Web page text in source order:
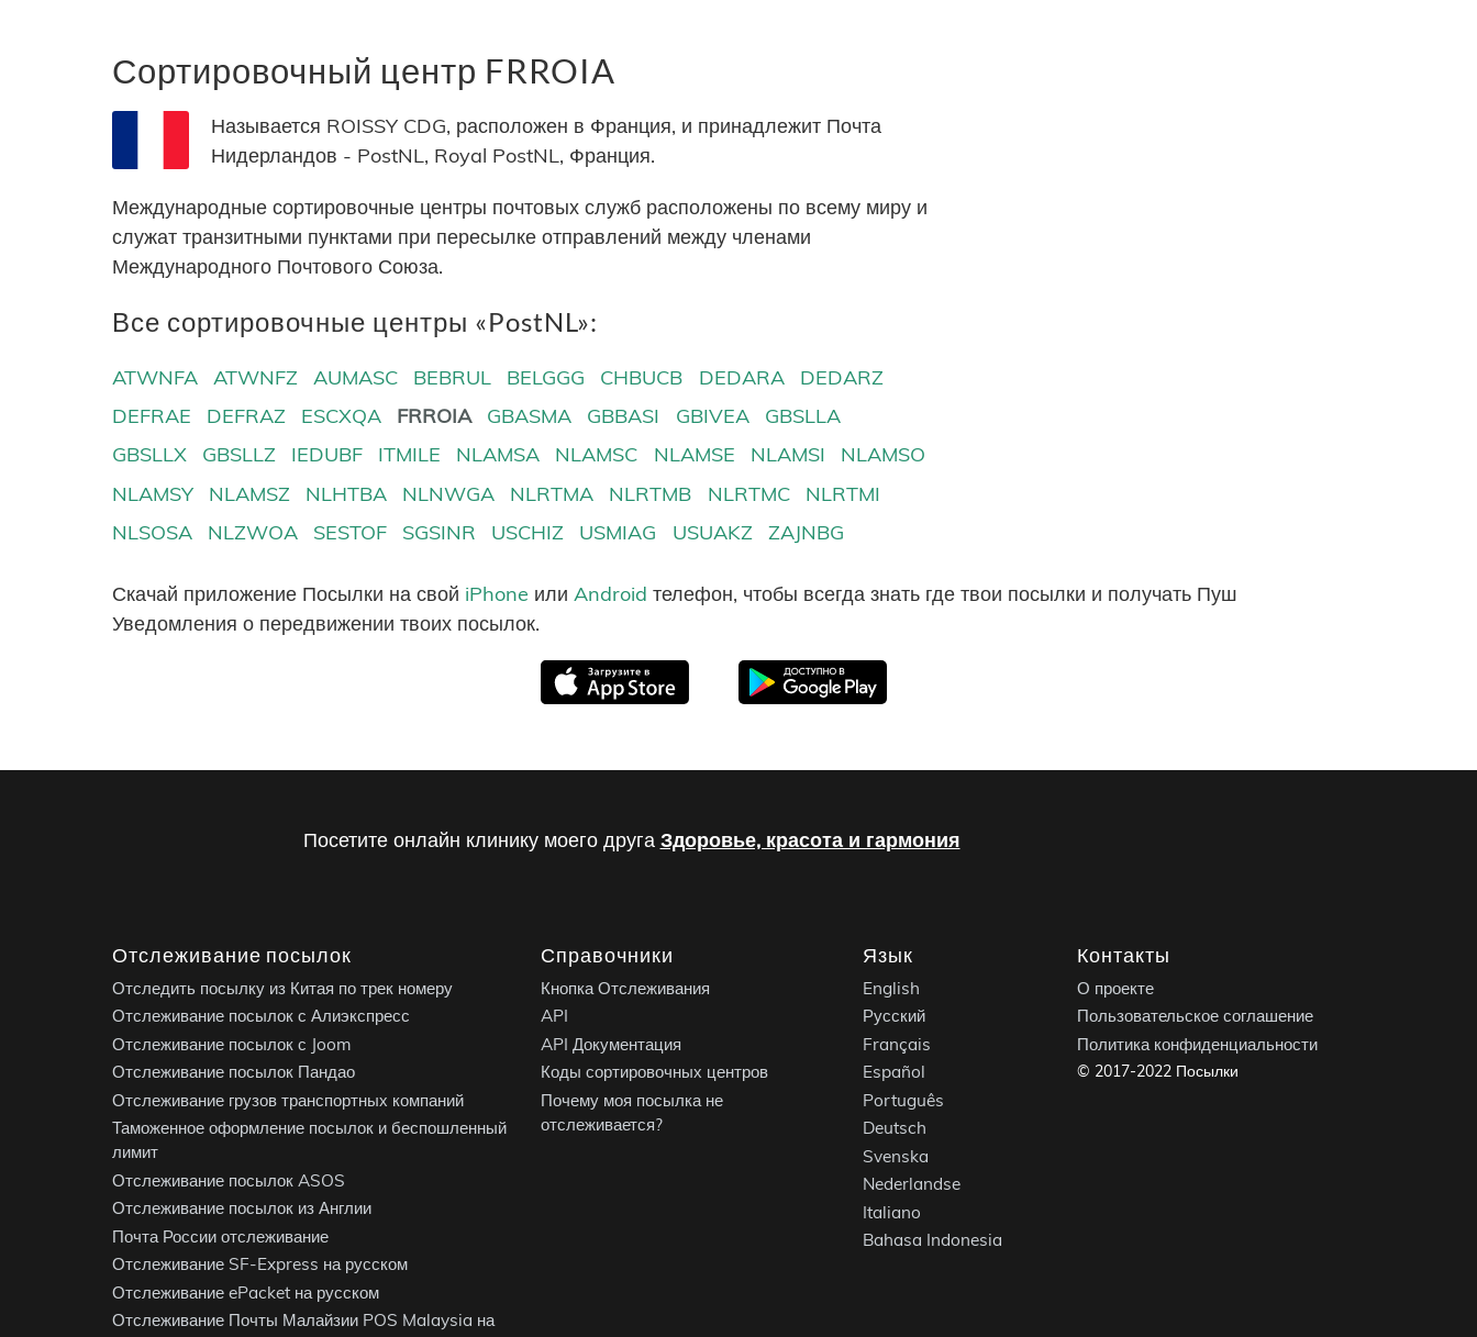
Сортировочный центр FRROIA
Называется ROISSY CDG, расположен в Франция, и принадлежит Почта
Нидерландов - PostNL, Royal PostNL, Франция.
Международные сортировочные центры почтовых служб расположены по всему миру и
служат транзитными пунктами при пересылке отправлений между членами
Международного Почтового Союза.
Все сортировочные центры «PostNL»:
ATWNFA ATWNFZ AUMASC BEBRUL BELGGG CHBUCB DEDARA
DEDARZ
DEFRAE
DEFRAZ ESCXQA FRROIA GBASMA GBBASI GBIVEA
GBSLLA
GBSLLX
GBSLLZ IEDUBF ITMILE NLAMSA NLAMSC NLAMSE NLAMSI
NLAMSO
NLAMSY
NLAMSZ NLHTBA NLNWGA NLRTMA NLRTMB NLRTMC
NLRTMI
NLSOSA
NLZWOA SESTOF SGSINR USCHIZ USMIAG USUAKZ ZAJNBG
Скачай приложение Посылки на свой iPhone или Android телефон, чтобы всегда знать где твои посылки и получать Пуш
Уведомления о передвижении твоих посылок.
Посетите онлайн клинику моего друга Здоровье, красота и гармония
Отслеживание посылок
Отследить посылку из Китая по трек номеру
Отслеживание посылок с Алиэкспресс
Отслеживание посылок с Joom
Отслеживание посылок Пандао
Отслеживание грузов транспортных компаний
Таможенное оформление посылок и беспошленный
лимит
Отслеживание посылок ASOS
Отслеживание посылок из Англии
Почта России отслеживание
Отслеживание SF-Express на русском
Отслеживание ePacket на русском
Отслеживание Почты Малайзии POS Malaysia на
Справочники
Кнопка Отслеживания
API
API Документация
Коды сортировочных центров
Почему моя посылка не
отслеживается?
Язык
English
Русский
Français
Español
Português
Deutsch
Svenska
Nederlandse
Italiano
Bahasa Indonesia
Контакты
О проекте
Пользовательское соглашение
Политика конфиденциальности
© 2017-2022 Посылки